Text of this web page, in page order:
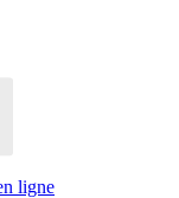
ligne